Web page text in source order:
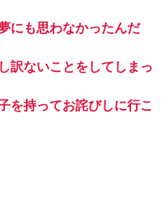
にも思わなかったんだ
訳ないことをしてしまっ
を持ってお詫びしに行こ